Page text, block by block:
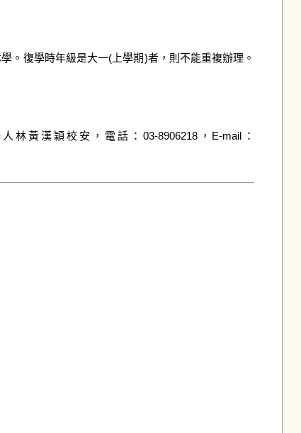
。復學時年級是大一(上學期)者，則不能重複辦理。
黃漢穎校安，電話：03-8906218，E-mail：